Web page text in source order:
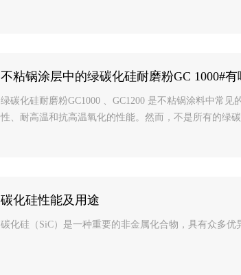
不粘锅涂层中的绿碳化硅耐磨粉GC 1000#有
绿碳化硅耐磨粉GC1000 、GC1200 是不粘锅涂料中常
性、耐高温和抗高温氧化的性能。然而，不是所有的绿
碳化硅性能及用途
碳化硅（SiC）是一种重要的非金属化合物，具有众多